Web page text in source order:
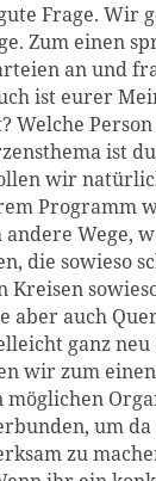
Frage. Wir
Zum einen
an und
ist eurer
Welche
ist
wir
Programm
Wege,
die sowieso
Kreisen
aber auch
ganz
wir zum
um
zu